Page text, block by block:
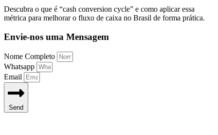
Descubra o que é “cash conversion cycle” e como aplicar essa
métrica para melhorar o fluxo de caixa no Brasil de forma prática.
Envie-nos uma Mensagem
Nome Completo
Whatsapp
Email
Send